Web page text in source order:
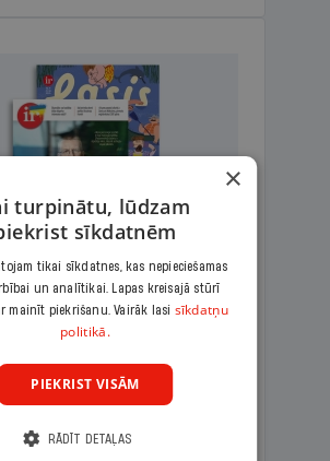
IR + LASIS
komplekts – aizraujošs
bērniem un analītiska
vecākiem.
×
turpinātu, lūdzam
sīkdatnēm
tikai sīkdatnes, kas nepieciešamas
un analītikai. Lapas kreisajā stūrī
mainīt piekrišanu. Vairāk lasi sīkdatņu
politikā.
PIEKRIST VISĀM
RĀDĪT DETAĻAS